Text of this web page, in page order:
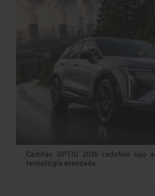
Cadillac OPTIQ 2026 redefine lujo
tecnología avanzada.